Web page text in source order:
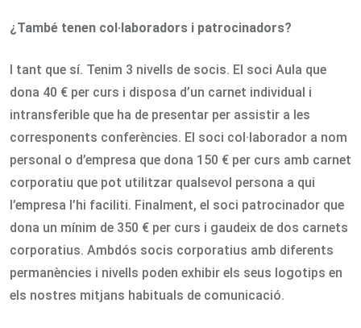
¿També tenen col·laboradors i patrocinadors?
I tant que sí. Tenim 3 nivells de socis. El soci Aula que
dona 40 € per curs i disposa d’un carnet individual i
intransferible que ha de presentar per assistir a les
corresponents conferències. El soci col·laborador a nom
personal o d’empresa que dona 150 € per curs amb carnet
corporatiu que pot utilitzar qualsevol persona a qui
l’empresa l’hi faciliti. Finalment, el soci patrocinador que
dona un mínim de 350 € per curs i gaudeix de dos carnets
corporatius. Ambdós socis corporatius amb diferents
permanències i nivells poden exhibir els seus logotips en
els nostres mitjans habituals de comunicació.